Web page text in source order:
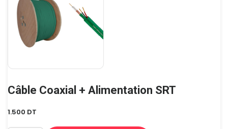
Câble Coaxial + Alimentation SRT
1.500 DT